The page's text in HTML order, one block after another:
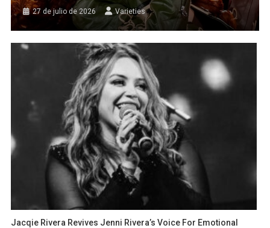
27 de julio de 2026 Varieties
Jacqie Rivera Revives Jenni Rivera’s Voice For Emotional